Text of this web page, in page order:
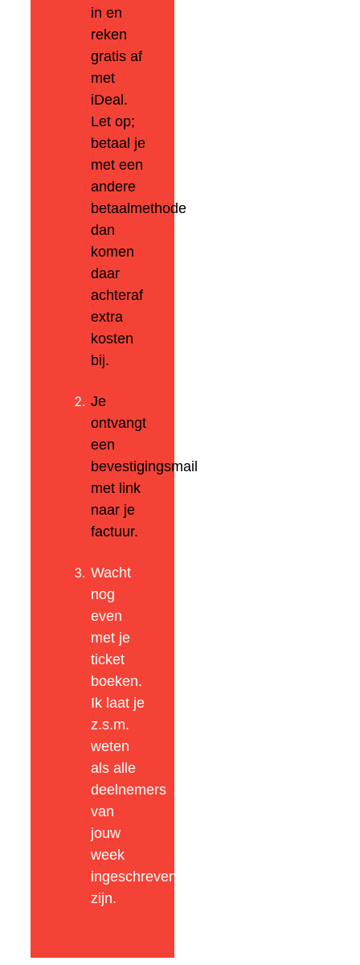
in en
reken
gratis af
met
iDeal.
Let op;
betaal je
met een
andere
betaalmethode
dan
komen
daar
achteraf
extra
kosten
bij.
Je
ontvangt
een
bevestigingsmail
met link
naar je
factuur.
Wacht
nog
even
met je
ticket
boeken.
Ik laat je
z.s.m.
weten
als alle
deelnemers
van
jouw
week
ingeschreven
zijn.